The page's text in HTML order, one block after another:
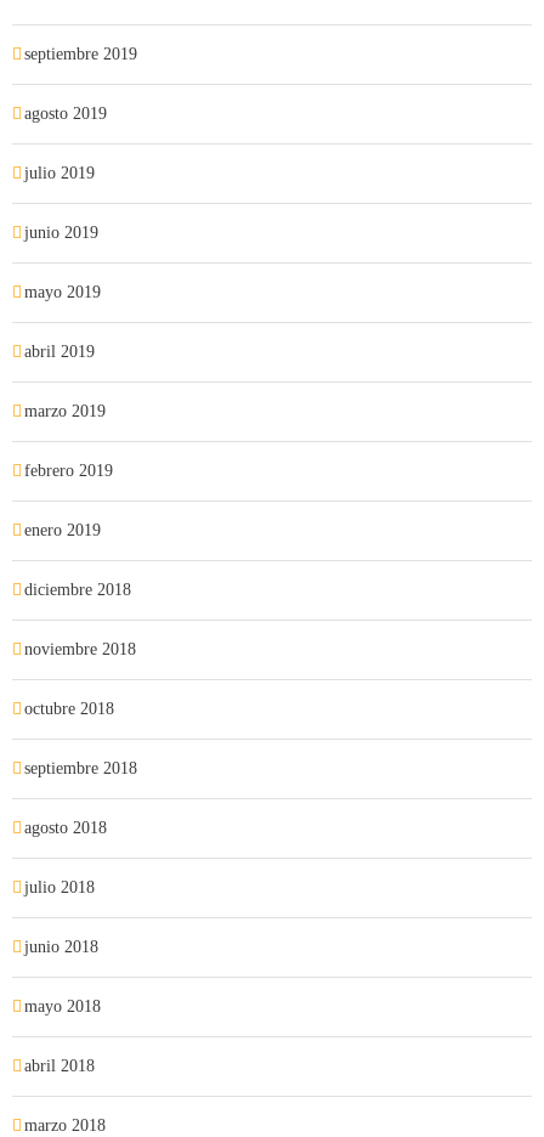
septiembre 2019
agosto 2019
julio 2019
junio 2019
mayo 2019
abril 2019
marzo 2019
febrero 2019
enero 2019
diciembre 2018
noviembre 2018
octubre 2018
septiembre 2018
agosto 2018
julio 2018
junio 2018
mayo 2018
abril 2018
marzo 2018